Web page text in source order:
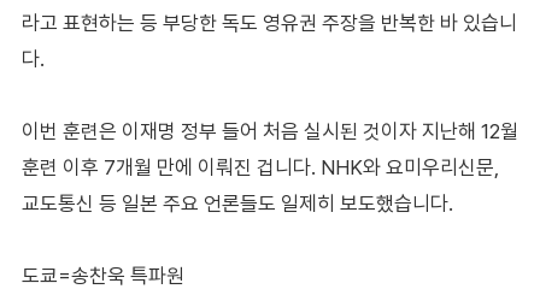
라고 표현하는 등 부당한 독도 영유권 주장을 반복한 바 있습니
다.
이번 훈련은 이재명 정부 들어 처음 실시된 것이자 지난해 12월
훈련 이후 7개월 만에 이뤄진 겁니다. NHK와 요미우리신문,
교도통신 등 일본 주요 언론들도 일제히 보도했습니다.
도쿄=송찬욱 특파원